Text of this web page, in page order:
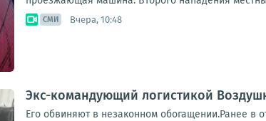
СМИ Вчера, 10:48
Экс-командующий логистикой
Его обвиняют в незаконном обогащении.Ранее в